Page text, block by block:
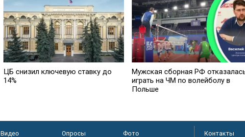
ЦБ снизил ключевую ставку до
14%
Мужская сборная РФ
играть на ЧМ по волейболу в
Польше
Видео Опросы Фото Контакты